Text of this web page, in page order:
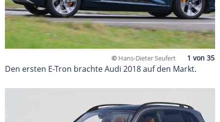
© Hans-Dieter Seufert
Den ersten E-Tron brachte Audi 2018 auf den Markt.